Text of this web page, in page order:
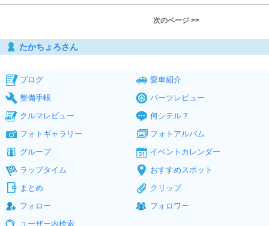
次のページ >>
たかちょろさん
ブログ
愛車紹介
整備手帳
パーツレビュー
クルマレビュー
何シテル？
フォトギャラリー
フォトアルバム
グループ
イベントカレンダー
ラップタイム
おすすめスポット
まとめ
クリップ
フォロー
フォロワー
ユーザー内検索